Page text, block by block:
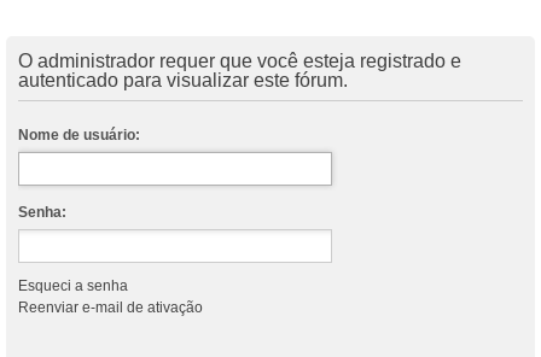
O administrador requer que você esteja registrado e
autenticado para visualizar este fórum.
Nome de usuário:
Senha:
Esqueci a senha
Reenviar e-mail de ativação